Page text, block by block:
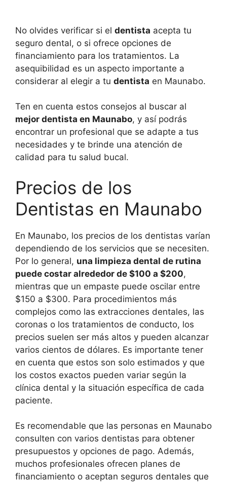
No olvides verificar si el dentista acepta tu
seguro dental, o si ofrece opciones de
financiamiento para los tratamientos. La
asequibilidad es un aspecto importante a
considerar al elegir a tu dentista en Maunabo.
Ten en cuenta estos consejos al buscar al
mejor dentista en Maunabo, y así podrás
encontrar un profesional que se adapte a tus
necesidades y te brinde una atención de
calidad para tu salud bucal.
Precios de los
Dentistas en Maunabo
En Maunabo, los precios de los dentistas varían
dependiendo de los servicios que se necesiten.
Por lo general, una limpieza dental de rutina
puede costar alrededor de $100 a $200,
mientras que un empaste puede oscilar entre
$150 a $300. Para procedimientos más
complejos como las extracciones dentales, las
coronas o los tratamientos de conducto, los
precios suelen ser más altos y pueden alcanzar
varios cientos de dólares. Es importante tener
en cuenta que estos son solo estimados y que
los costos exactos pueden variar según la
clínica dental y la situación específica de cada
paciente.
Es recomendable que las personas en Maunabo
consulten con varios dentistas para obtener
presupuestos y opciones de pago. Además,
muchos profesionales ofrecen planes de
financiamiento o aceptan seguros dentales que